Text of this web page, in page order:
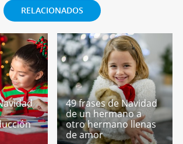
RELACIONADOS
49 frases de Navidad
de un hermano a
otro hermano llenas
de amor